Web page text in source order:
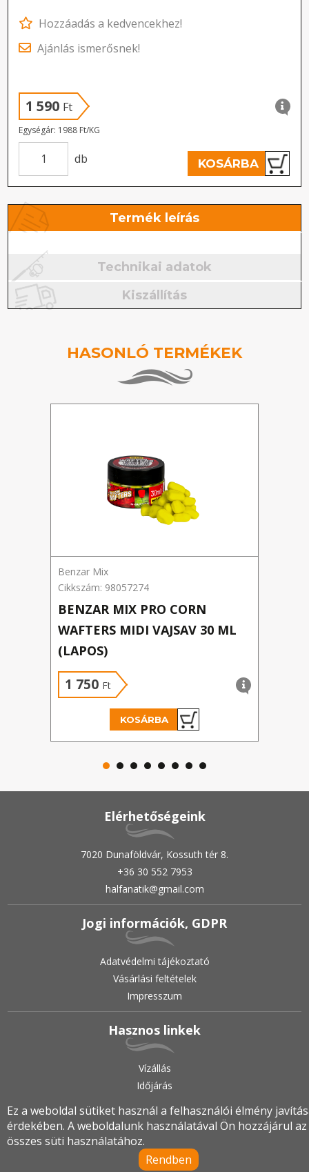
Hozzáadás a kedvencekhez!
Ajánlás ismerősnek!
1 590 Ft
Egységár: 1988 Ft/KG
db KOSÁRBA
Termék leírás
Technikai adatok
Kiszállítás
HASONLÓ TERMÉKEK
Benzar Mix
Cikkszám: 98057274
BENZAR MIX PRO CORN
WAFTERS MIDI VAJSAV 30 ML
(LAPOS)
1 750 Ft
KOSÁRBA
Elérhetőségeink
7020 Dunaföldvár, Kossuth tér 8.
+36 30 552 7953
halfanatik@gmail.com
Jogi információk, GDPR
Adatvédelmi tájékoztató
Vásárlási feltételek
Impresszum
Hasznos linkek
Vízállás
Időjárás
2019.•© halfanatik.hu•Minden jog fenntartva!
Ez a weboldal sütiket használ a felhasználói élmény
érdekében. A weboldalunk használatával Ön hozzájárul az
összes süti használatához.
Rendben